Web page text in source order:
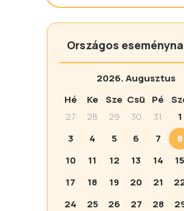
Országos
2026.Augusztus
Hé
Ke Sze Csü Pé
27
28 29 30 31 1
3
4 5 6 7 8
10
11 12 13 14 15
17
18 19 20 21
24
25 26 27 28